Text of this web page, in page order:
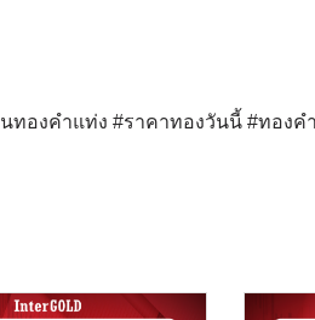
ทองคำแท่ง #ราคาทองวันนี้ #ทอง